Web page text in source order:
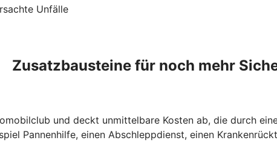
Unfälle
Zusatzbausteine für noch mehr
und deckt unmittelbare Kosten ab, die durch
Pannenhilfe, einen Abschleppdienst, einen